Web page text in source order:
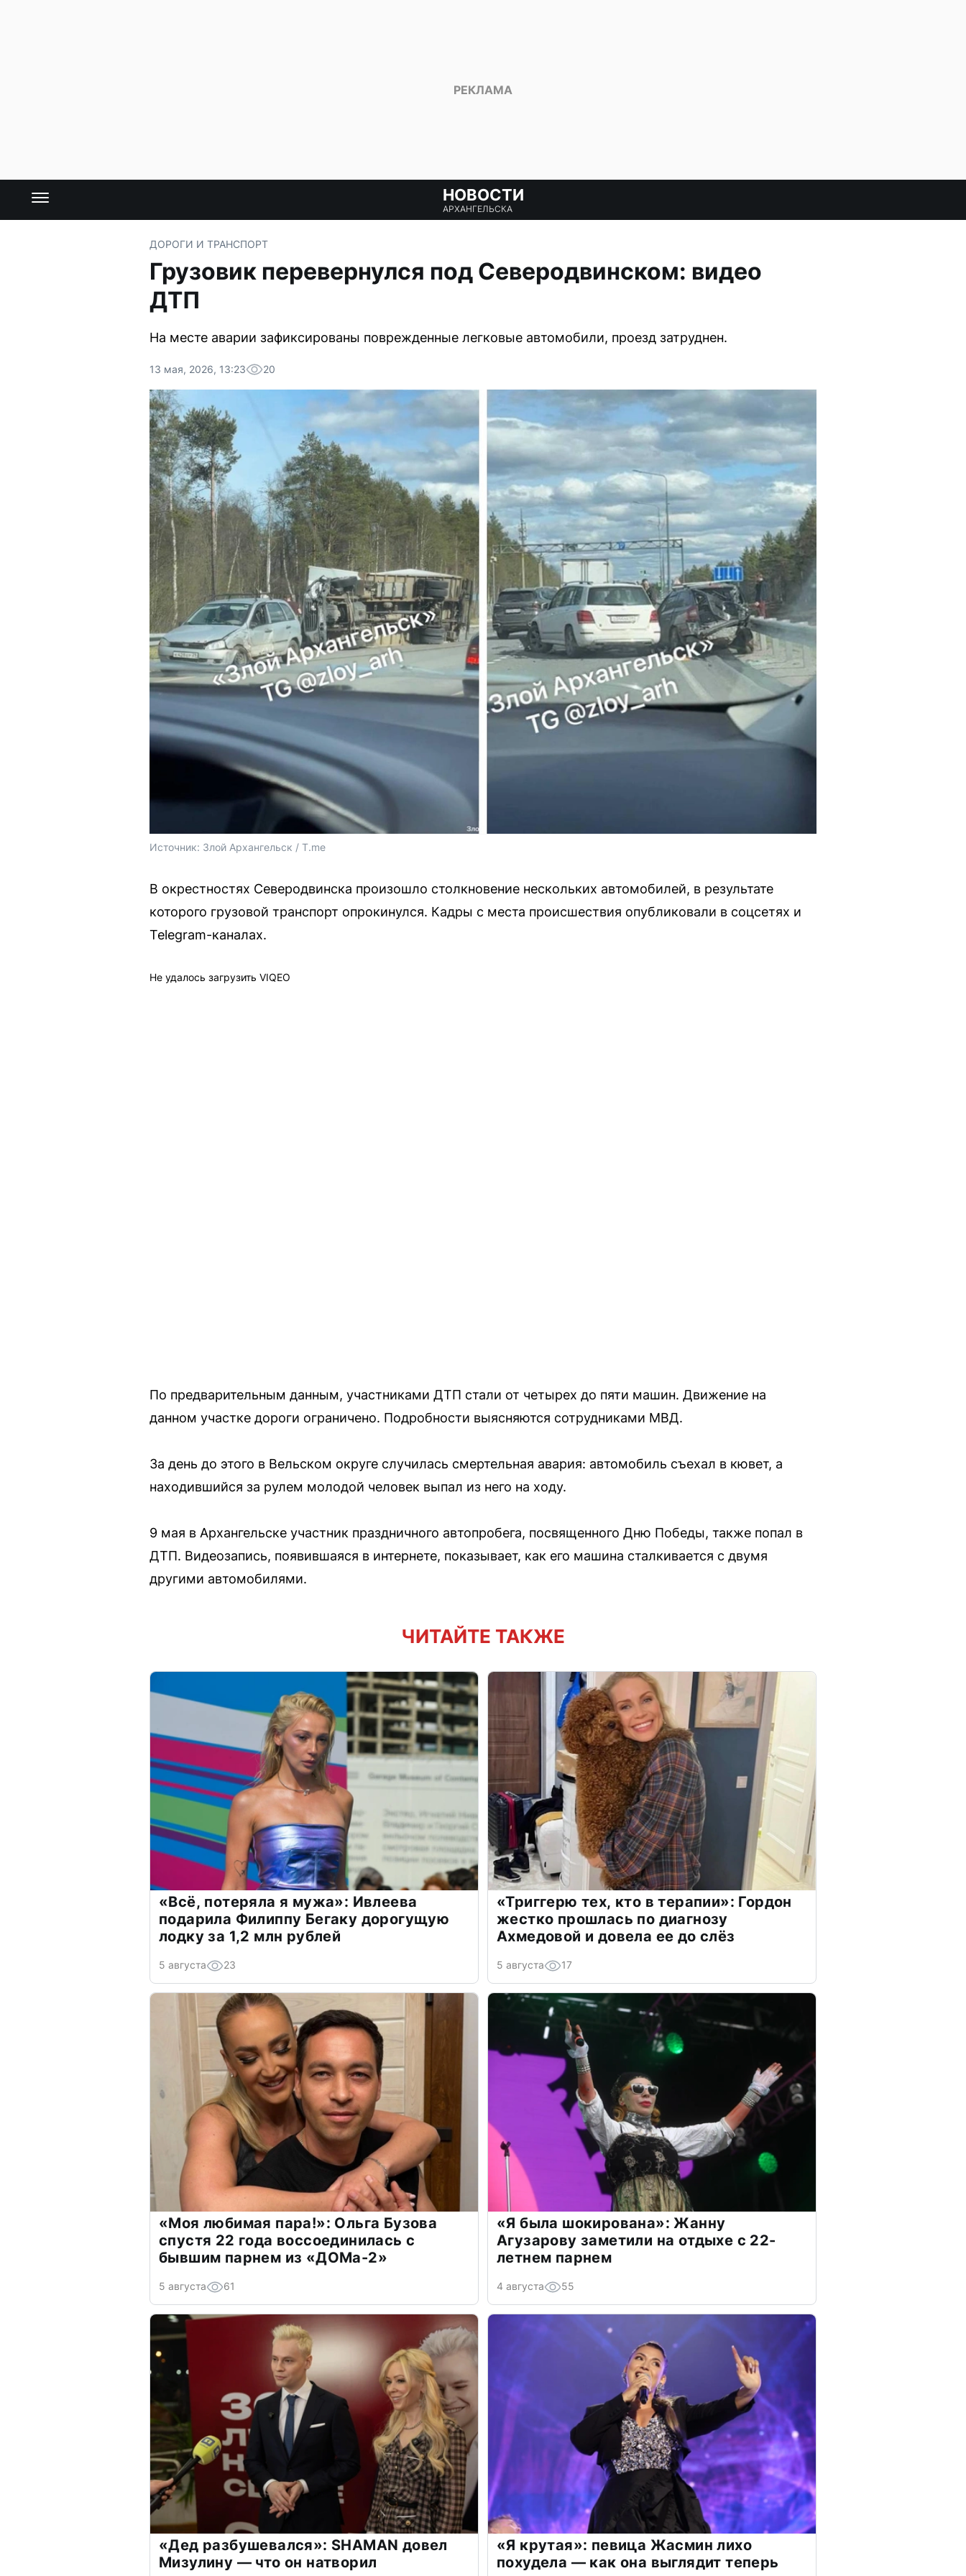
НОВОСТИ
АРХАНГЕЛЬСКА
ДОРОГИ И ТРАНСПОРТ
Грузовик перевернулся под Северодвинском: видео
ДТП
На месте аварии зафиксированы поврежденные легковые автомобили, проезд затруднен.
13 мая, 2026, 13:23 20
Источник: Злой Архангельск / T.me
В окрестностях Северодвинска произошло столкновение нескольких автомобилей, в результате
которого грузовой транспорт опрокинулся. Кадры с места происшествия опубликовали в соцсетях и
Telegram-каналах.
Не удалось загрузить VIQEO
По предварительным данным, участниками ДТП стали от четырех до пяти машин. Движение на
данном участке дороги ограничено. Подробности выясняются сотрудниками МВД.
За день до этого в Вельском округе случилась смертельная авария: автомобиль съехал в кювет, а
находившийся за рулем молодой человек выпал из него на ходу.
9 мая в Архангельске участник праздничного автопробега, посвященного Дню Победы, также попал в
ДТП. Видеозапись, появившаяся в интернете, показывает, как его машина сталкивается с двумя
другими автомобилями.
ЧИТАЙТЕ ТАКЖЕ
«Всё, потеряла я мужа»: Ивлеева
подарила Филиппу Бегаку дорогущую
лодку за 1,2 млн рублей
5 августа 23
«Триггерю тех, кто в терапии»: Гордон
жестко прошлась по диагнозу
Ахмедовой и довела ее до слёз
5 августа 17
«Моя любимая пара!»: Ольга Бузова
спустя 22 года воссоединилась с
бывшим парнем из «ДОМа-2»
5 августа 61
«Я была шокирована»: Жанну
Агузарову заметили на отдыхе с 22-
летнем парнем
4 августа 55
«Дед разбушевался»: SHAMAN довел
Мизулину — что он натворил
«Я крутая»: певица Жасмин лихо
похудела — как она выглядит теперь